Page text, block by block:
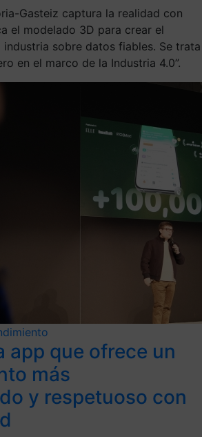
Gasteiz captura la realidad con
el modelado 3D para crear el
industria sobre datos fiables. Se trata
en el marco de la Industria 4.0”.
app que ofrece un
más
y respetuoso con